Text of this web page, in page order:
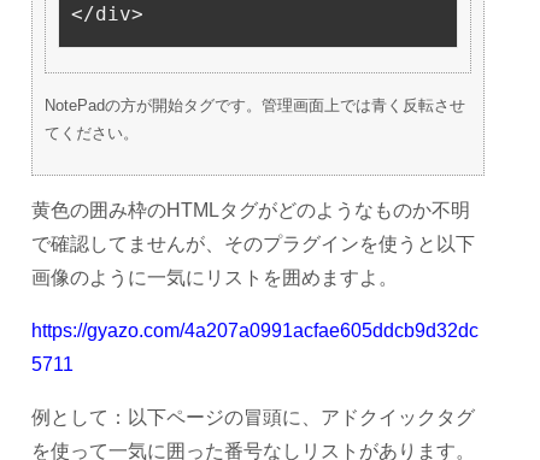
</div>
NotePadの方が開始タグです。管理画面上では青く反転させ
てください。
黄色の囲み枠のHTMLタグがどのようなものか不明
で確認してませんが、そのプラグインを使うと以下
画像のように一気にリストを囲めますよ。
https://gyazo.com/4a207a0991acfae605ddcb9d32dc
5711
例として：以下ページの冒頭に、アドクイックタグ
を使って一気に囲った番号なしリストがあります。